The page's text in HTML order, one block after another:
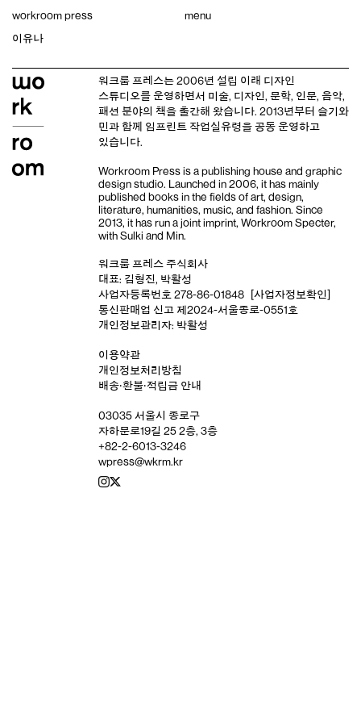
content
workroom press menu
이유나
워크룸 프레스는 2006년 설립 이래 디자인
스튜디오를 운영하면서 미술, 디자인, 문학, 인문, 음악,
패션 분야의 책을 출간해 왔습니다. 2013년부터 슬기와
민과 함께 임프린트 작업실유령을 공동 운영하고
있습니다.
Workroom Press is a publishing house and graphic
design studio. Launched in 2006, it has mainly
published books in the fields of art, design,
literature, humanities, music, and fashion. Since
2013, it has run a joint imprint, Workroom Specter,
with Sulki and Min.
워크룸 프레스 주식회사
대표: 김형진, 박활성
사업자등록번호 278-86-01848
[사업자정보확인]
통신판매업 신고 제2024-서울종로-0551호
개인정보관리자: 박활성
이용약관
개인정보처리방침
배송‧환불‧적립금 안내
03035 서울시 종로구
자하문로19길 25 2층, 3층
+82-2-6013-3246
wpress@wkrm.kr